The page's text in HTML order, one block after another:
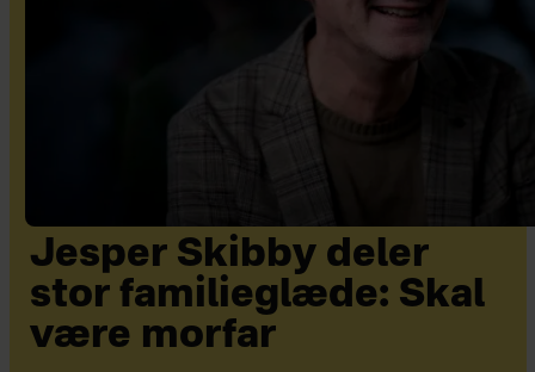
Jesper Skibby deler
stor familieglæde: Skal
være morfar